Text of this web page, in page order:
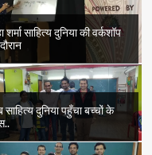
शर्मा साहित्य दुनिया की वर्कशॉप
साहित्य दुनिया पहुँचा बच्चों के